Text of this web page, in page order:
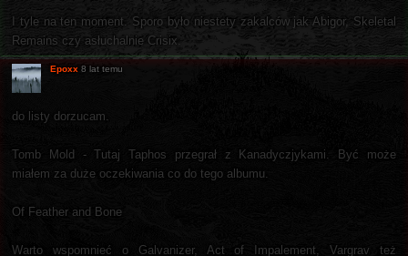
I tyle na ten moment. Sporo było niestety zakalców jak Abigor, Skeletal
Remains czy asłuchalnie Crisix.
Epoxx 8 lat temu
do listy dorzucam.
Tomb Mold - Tutaj Taphos przegrał z Kanadyczjykami. Być może
miałem za duże oczekiwania co do tego albumu.
Of Feather and Bone
Warto wspomnieć o Galvanizer, Act of Impalement, Vargrav też